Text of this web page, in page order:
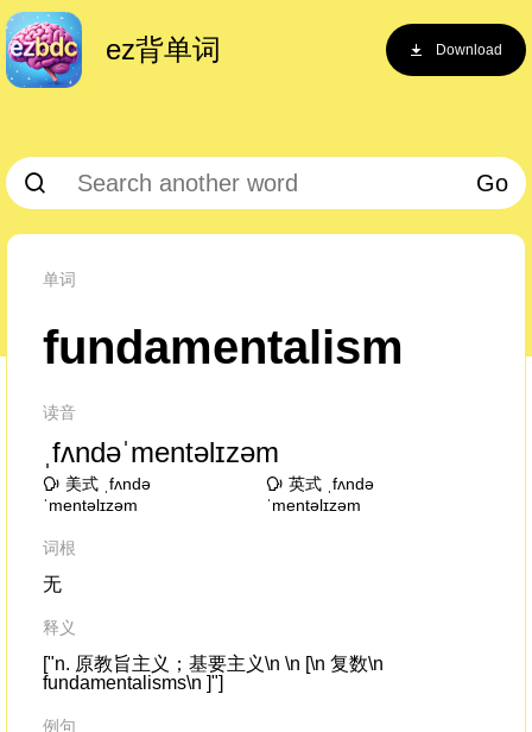
ez背单词 Download
Go
单词
fundamentalism
读音
ˌfʌndəˈmentəlɪzəm
美式 ˌfʌndə
ˈmentəlɪzəm
英式 ˌfʌndə
ˈmentəlɪzəm
词根
无
释义
["n. 原教旨主义；基要主义\n \n [\n 复数\n
fundamentalisms\n ]"]
例句